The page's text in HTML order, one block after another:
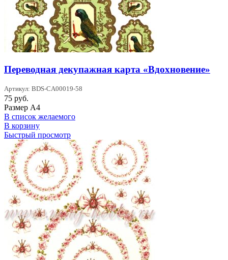
Переводная декупажная карта «Вдохновение»
Артикул: BDS-CA00019-58
75 руб.
Размер А4
В список желаемого
В корзину
Быстрый просмотр